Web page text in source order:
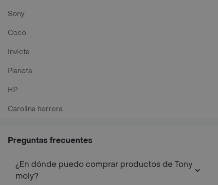
Sony
Coco
Invicta
Planeta
HP
Carolina herrera
Preguntas frecuentes
¿En dónde puedo comprar productos de Tony
moly?